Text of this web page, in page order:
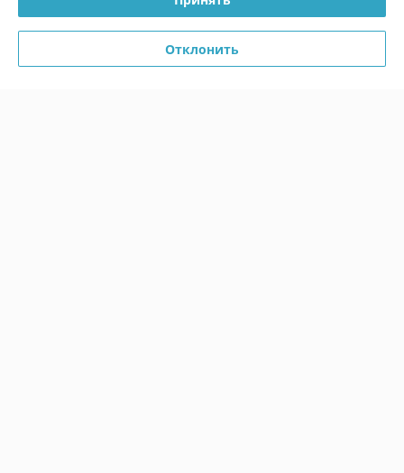
Отлично
Сделка подтверждена через корзину
Отклонить